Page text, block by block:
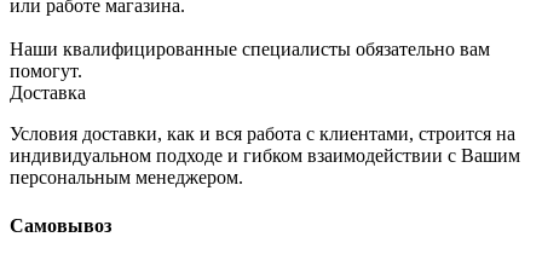
или работе магазина.
Наши квалифицированные специалисты обязательно вам
помогут.
Доставка
Условия доставки, как и вся работа с клиентами, строится на
индивидуальном подходе и гибком взаимодействии с Вашим
персональным менеджером.
Самовывоз